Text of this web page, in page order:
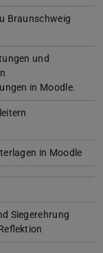
Braunschweig
und
in Moodle.
in Moodle
Siegerehrung